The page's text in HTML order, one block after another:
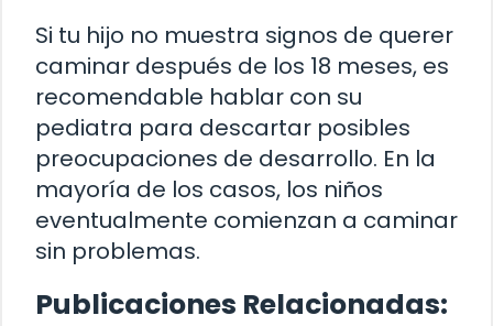
Si tu hijo no muestra signos de querer
caminar después de los 18 meses, es
recomendable hablar con su
pediatra para descartar posibles
preocupaciones de desarrollo. En la
mayoría de los casos, los niños
eventualmente comienzan a caminar
sin problemas.
Publicaciones Relacionadas: